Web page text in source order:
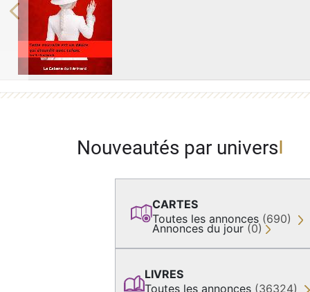
Previous
Nouveautés par univers
CARTES
Toutes les annonces (690)
Annonces du jour (0)
LIVRES
Toutes les annonces (36324)